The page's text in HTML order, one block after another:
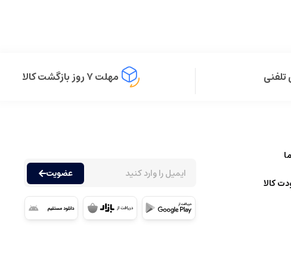
تلفنی مهلت ۷ روز بازگشت کالا
کالا
عضویت